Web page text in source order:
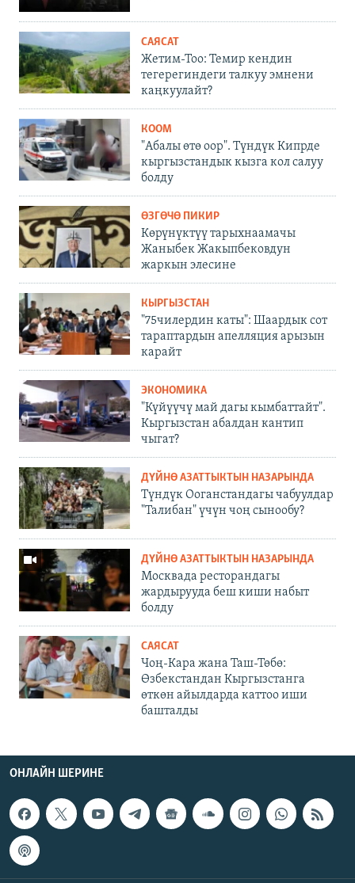
САЯСАТ
Жетим-Тоо: Темир кендин
тегерегиндеги талкуу эмнени
каңкуулайт?
КООМ
"Абалы өтө оор". Түндүк Кипрде
кыргызстандык кызга кол салуу
болду
ӨЗГӨЧӨ ПИКИР
Көрүнүктүү тарыхнаамачы
Жаныбек Жакыпбековдун
жаркын элесине
КЫРГЫЗСТАН
"75чилердин каты": Шаардык сот
тараптардын апелляция арызын
карайт
ЭКОНОМИКА
"Күйүүчү май дагы кымбаттайт".
Кыргызстан абалдан кантип
чыгат?
ДҮЙНӨ АЗАТТЫКТЫН НАЗАРЫНДА
Түндүк Ооганстандагы чабуулдар
"Талибан" үчүн чоң сынообу?
ДҮЙНӨ АЗАТТЫКТЫН НАЗАРЫНДА
Москвада ресторандагы
жардырууда беш киши набыт
болду
САЯСАТ
Чоң-Кара жана Таш-Төбө:
Өзбекстандан Кыргызстанга
өткөн айылдарда каттоо иши
башталды
ОНЛАЙН ШЕРИНЕ